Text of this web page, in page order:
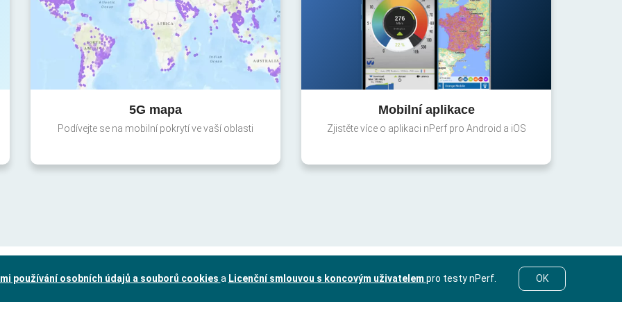
5G mapa
Podívejte se na mobilní pokrytí ve vaší oblasti
Mobilní aplikace
Zjistěte více o aplikaci nPerf pro Android a iOS
používání osobních údajů a souborů cookies a Licenční smlouvou s koncovým uživatelem pro testy nPerf. OK